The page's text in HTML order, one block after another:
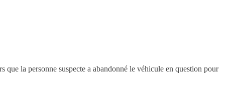
la personne suspecte a abandonné le véhicule en question pour